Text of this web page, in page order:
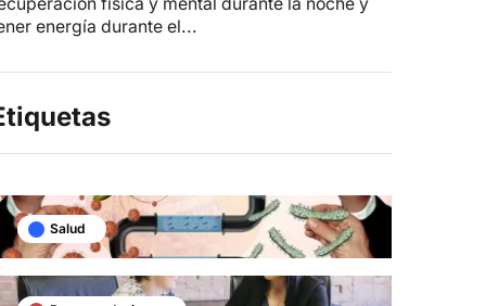
energía durante el...
Salud